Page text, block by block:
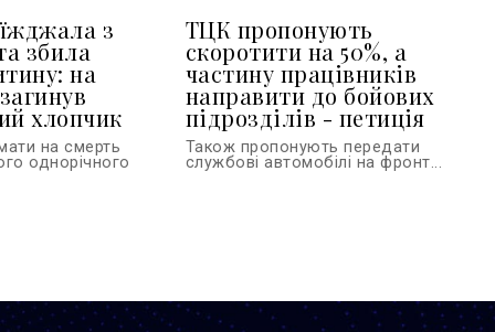
з
збила
на
хлопчик
на смерть
однорічного
ТЦК пропонують
скоротити на 50%, а
частину працівників
направити до бойових
підрозділів - петиція
Також пропонують передати
службові автомобілі на фронт...